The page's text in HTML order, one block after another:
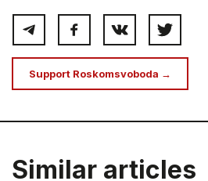
Support Roskomsvoboda →
Similar articles